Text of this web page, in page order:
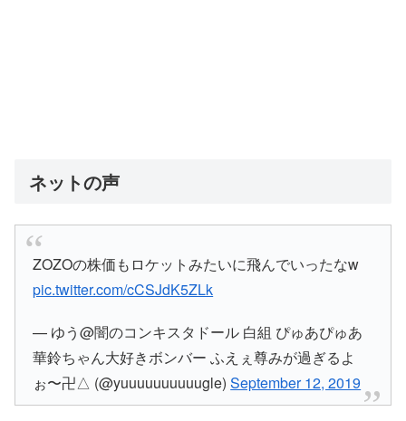
ネットの声
ZOZOの株価もロケットみたいに飛んでいったなw
pic.twitter.com/cCSJdK5ZLk
— ゆう@闇のコンキスタドール 白組 ぴゅあぴゅあ
華鈴ちゃん大好きボンバー ふえぇ尊みが過ぎるよ
ぉ〜卍△ (@yuuuuuuuuuugle)September 12, 2019